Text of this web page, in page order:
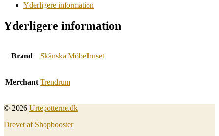
Yderligere information
Yderligere information
Brand Skånska Möbelhuset
Merchant Trendrum
© 2026 Urtepotterne.dk
Drevet af Shopbooster